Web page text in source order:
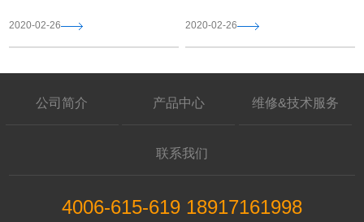
2020-02-26 2020-02-26
公司简介 产品中心 维修&技术服务
联系我们
4006-615-619 18917161998